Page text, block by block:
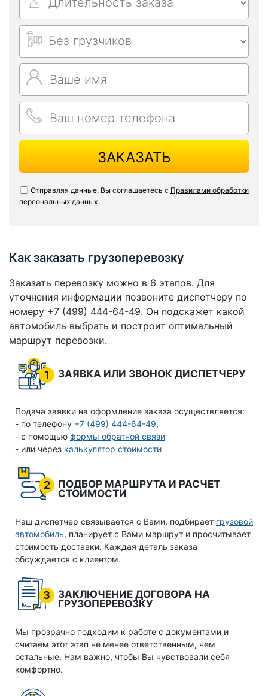
ЗАКАЗАТЬ
Отправляя данные, Вы соглашаетесь с Правилами обработки
персональных данных
Как заказать грузоперевозку
Заказать перевозку можно в 6 этапов. Для
уточнения информации позвоните диспетчеру по
номеру +7 (499) 444-64-49. Он подскажет какой
автомобиль выбрать и построит оптимальный
маршрут перевозки.
1 ЗАЯВКА ИЛИ ЗВОНОК ДИСПЕТЧЕРУ
Подача заявки на оформление заказа осуществляется:
- по телефону +7 (499) 444-64-49,
- с помощью формы обратной связи
- или через калькулятор стоимости
2
ПОДБОР МАРШРУТА И РАСЧЕТ
СТОИМОСТИ
Наш диспетчер связывается с Вами, подбирает грузовой
автомобиль, планирует с Вами маршрут и просчитывает
стоимость доставки. Каждая деталь заказа
обсуждается с клиентом.
3
ЗАКЛЮЧЕНИЕ ДОГОВОРА НА
ГРУЗОПЕРЕВОЗКУ
Мы прозрачно подходим к работе с документами и
считаем этот этап не менее ответственным, чем
остальные. Нам важно, чтобы Вы чувствовали себя
комфортно.